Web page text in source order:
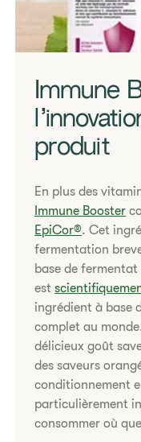
​​Immune
produit​
En plus des
Immune Booster
EpiCor®. Cet
fermentation
base de
est
ingrédient à base
complet au
délicieux goût
des saveurs
conditionnement
particulièrement
consommer où